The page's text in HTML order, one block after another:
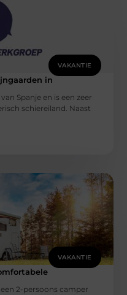
VAKANTIE
in
Spanje en is een zeer
schiereiland. Naast
VAKANTIE
2-persoons camper